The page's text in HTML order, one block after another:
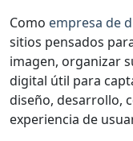
Como empresa de
sitios pensados
imagen, organizar
digital útil para
diseño, desarrollo,
experiencia de